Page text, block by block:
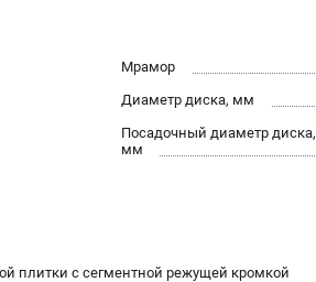
Мрамор
Диаметр диска, мм
Посадочный диаметр диска,
мм
плитки с сегментной режущей кромкой